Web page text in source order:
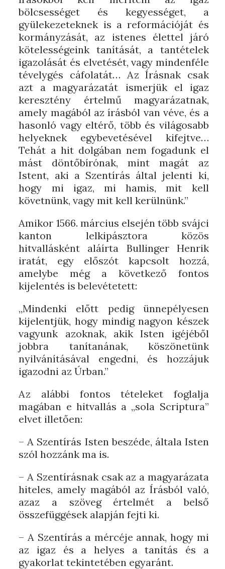
bölcsességet és kegyességet, a
gyülekezeteknek is a reformációját és
kormányzását, az istenes élettel járó
kötelességeink tanítását, a tantételek
igazolását és elvetését, vagy mindenféle
tévelygés cáfolatát… Az Írásnak csak
azt a magyarázatát ismerjük el igaz
keresztény értelmű magyarázatnak,
amely magából az írásból van véve, és a
hasonló vagy eltérő, több és világosabb
helyeknek egybevetésével kifejtve…
Tehát a hit dolgában nem fogadunk el
mást döntőbírónak, mint magát az
Istent, aki a Szentírás által jelenti ki,
hogy mi igaz, mi hamis, mit kell
követnünk, vagy mit kell kerülnünk.”
Amikor 1566. március elsején több svájci
kanton lelkipásztora közös
hitvallásként aláírta Bullinger Henrik
iratát, egy előszót kapcsolt hozzá,
amelybe még a következő fontos
kijelentés is belevétetett:
„Mindenki előtt pedig ünnepélyesen
kijelentjük, hogy mindig nagyon készek
vagyunk azoknak, akik Isten igéjéből
jobbra tanítanának, köszönetünk
nyilvánításával engedni, és hozzájuk
igazodni az Úrban.”
Az alábbi fontos tételeket foglalja
magában e hitvallás a „sola Scriptura”
elvet illetően:
– A Szentírás Isten beszéde, általa Isten
szól hozzánk ma is.
– A Szentírásnak csak az a magyarázata
hiteles, amely magából az Írásból való,
azaz a szöveg értelmét a belső
összefüggések alapján fejti ki.
– A Szentírás a mércéje annak, hogy mi
az igaz és a helyes a tanítás és a
gyakorlat tekintetében egyaránt.